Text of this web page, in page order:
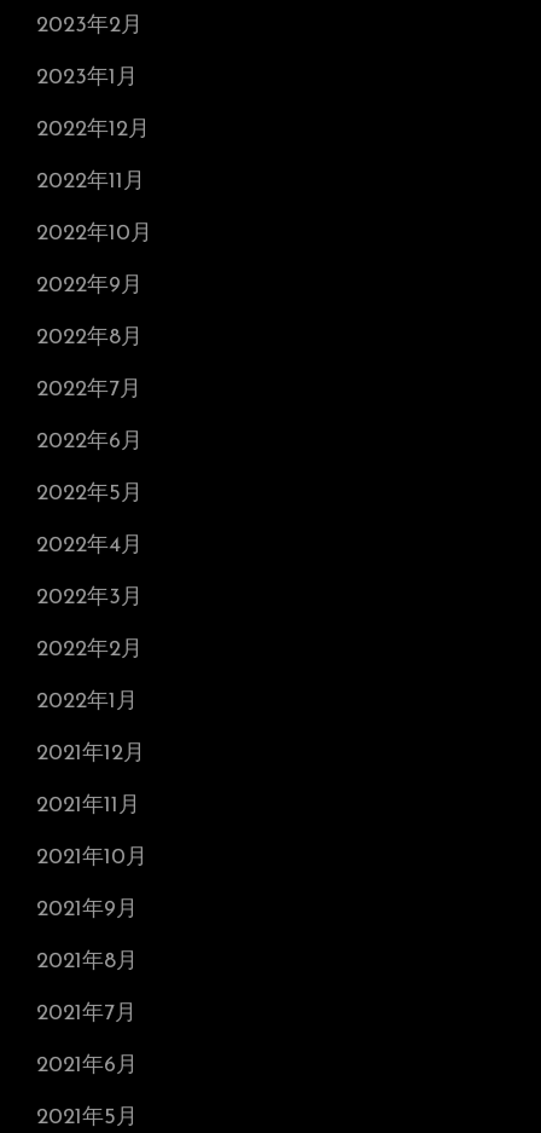
2023年2月
2023年1月
2022年12月
2022年11月
2022年10月
2022年9月
2022年8月
2022年7月
2022年6月
2022年5月
2022年4月
2022年3月
2022年2月
2022年1月
2021年12月
2021年11月
2021年10月
2021年9月
2021年8月
2021年7月
2021年6月
2021年5月